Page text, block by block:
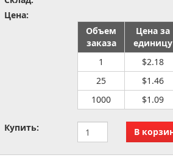
Цена:
Объем
заказа
Цена за
единицу
1
$2.18
25
$1.46
1000
$1.09
Купить: